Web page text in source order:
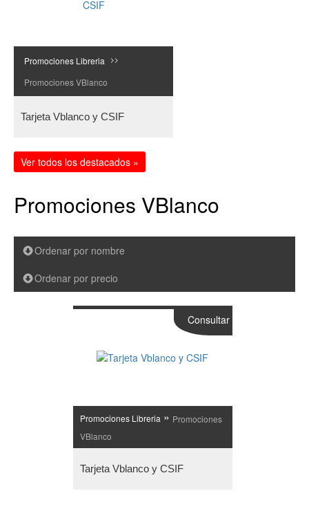
Promociones Libreria >>
Promociones VBlanco
Tarjeta Vblanco y CSIF
Ver todos los destacados »
Promociones VBlanco
Ordenar por nombre
Ordenar por precio
Promociones Libreria » Promociones
VBlanco
Tarjeta Vblanco y CSIF
Consultar